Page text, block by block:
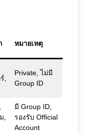
หมายเหตุ
,
Private, ไม่มี
Group ID
,
มี Group ID,
รองรับ Official
Account